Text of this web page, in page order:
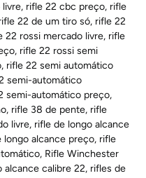
livre, rifle 22 cbc preço, rifle
22 de um tiro só, rifle 22
22 rossi mercado livre, rifle
, rifle 22 rossi semi
, rifle 22 semi automático
semi-automático
semi-automático preço,
, rifle 38 de pente, rifle
livre, rifle de longo alcance
longo alcance preço, rifle
, Rifle Winchester
alcance calibre 22, rifles de